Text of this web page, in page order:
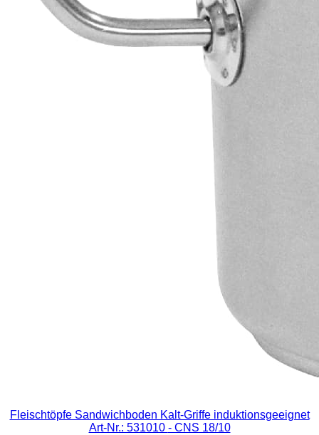
Fleischtöpfe Sandwichboden Kalt-Griffe induktionsgeeignet
Art-Nr.: 531010 - CNS 18/10